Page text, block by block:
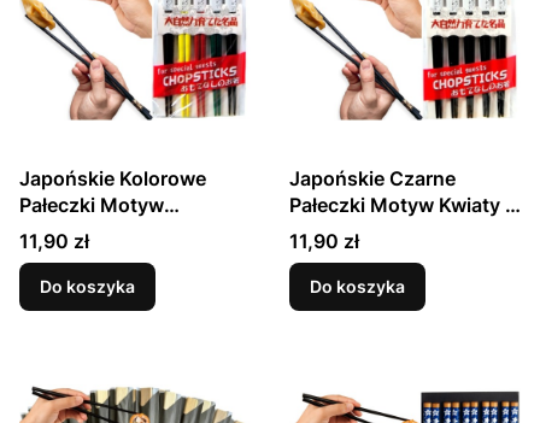
Japońskie Kolorowe
Pałeczki Motyw
Ornament 5 Par ASIA
EXPRESS FOOD
Cena
11,90 zł
Do koszyka
Japońskie Czarne
Pałeczki Motyw Kwiaty 5
Par ASIA EXPRESS FOOD
Cena
11,90 zł
Do koszyka